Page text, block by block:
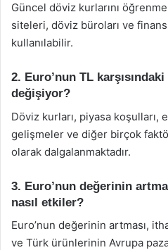
Güncel döviz kurlarını
siteleri, döviz büroları ve
kullanılabilir.
2. Euro’nun TL
değişiyor?
Döviz kurları, piyasa koşulları,
gelişmeler ve diğer birçok
olarak dalgalanmaktadır.
3. Euro’nun değerinin
nasıl etkiler?
Euro’nun değerinin artması,
ve Türk ürünlerinin Avrupa